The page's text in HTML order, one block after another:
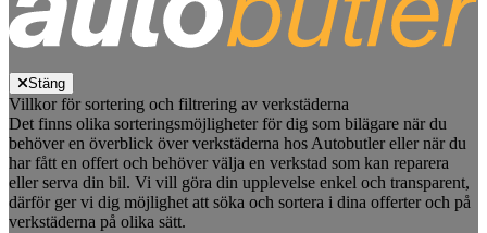
Stäng
Villkor för sortering och filtrering av verkstäderna
Det finns olika sorteringsmöjligheter för dig som bilägare när du
behöver en överblick över verkstäderna hos Autobutler eller när du
har fått en offert och behöver välja en verkstad som kan reparera
eller serva din bil. Vi vill göra din upplevelse enkel och transparent,
därför ger vi dig möjlighet att söka och sortera i dina offerter och på
verkstäderna på olika sätt.